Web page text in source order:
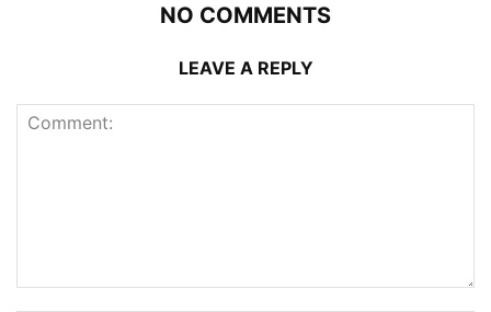
NO COMMENTS
LEAVE A REPLY